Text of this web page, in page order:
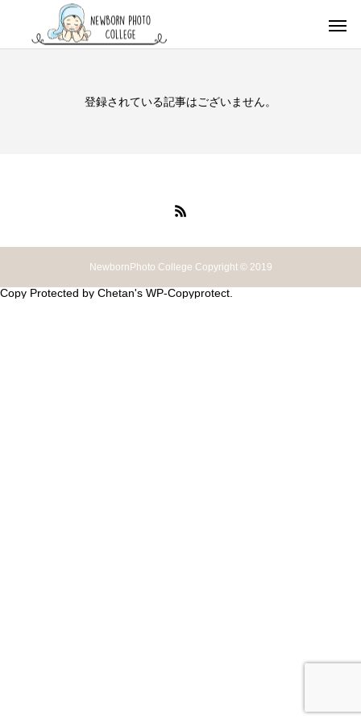
登録されている記事はございません。
NewbornPhoto College Copyright © 2019
Copy Protected by Chetan's WP-Copyprotect